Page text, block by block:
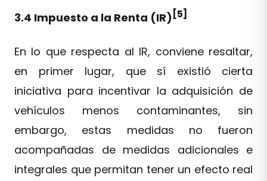
3.4 Impuesto a la Renta (IR) [5]
En lo que respecta al IR, conviene resaltar,
en primer lugar, que sí existió cierta
iniciativa para incentivar la adquisición de
vehículos menos contaminantes, sin
embargo, estas medidas no fueron
acompañadas de medidas adicionales e
integrales que permitan tener un efecto real